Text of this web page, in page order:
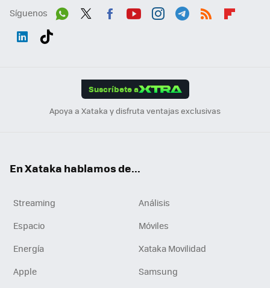
Síguenos
Suscríbete a
Apoya a Xataka y disfruta ventajas exclusivas
En Xataka hablamos de...
Streaming
Análisis
Espacio
Móviles
Energía
Xataka Movilidad
Apple
Samsung